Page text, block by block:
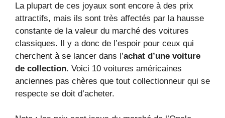
La plupart de ces joyaux sont encore à des prix
attractifs, mais ils sont très affectés par la hausse
constante de la valeur du marché des voitures
classiques. Il y a donc de l’espoir pour ceux qui
cherchent à se lancer dans l’achat d’une voiture
de collection. Voici 10 voitures américaines
anciennes pas chères que tout collectionneur qui se
respecte se doit d’acheter.